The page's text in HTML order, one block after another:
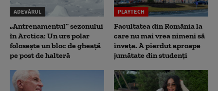
ADEVĂRUL
„Antrenamentul” sezonului
în Arctica: Un urs polar
folosește un bloc de gheață
pe post de halteră
PLAYTECH
Facultatea din România la
care nu mai vrea nimeni să
înveţe. A pierdut aproape
jumătate din studenţi